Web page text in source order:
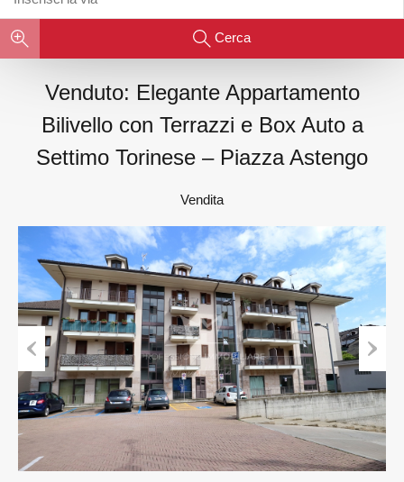
Cerca
Venduto: Elegante Appartamento
Bilivello con Terrazzi e Box Auto a
Settimo Torinese – Piazza Astengo
Vendita
Previous